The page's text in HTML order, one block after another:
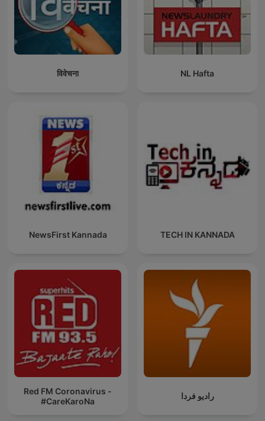
विवेचना NL Hafta
NewsFirst Kannada TECH IN KANNADA
Red FM Coronavirus -
#CareKaroNa
رادیو فردا